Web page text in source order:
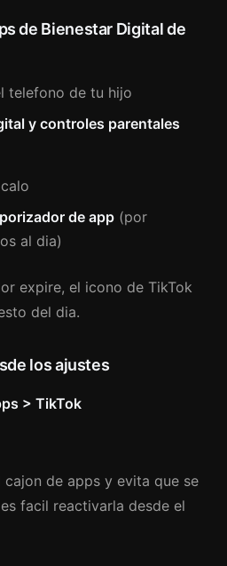
de Bienestar Digital de
telefono de tu hijo
y controles parentales
de app (por
al dia)
expire, el icono de TikTok
del dia.
los ajustes
> TikTok
de apps y evita que se
facil reactivarla desde el